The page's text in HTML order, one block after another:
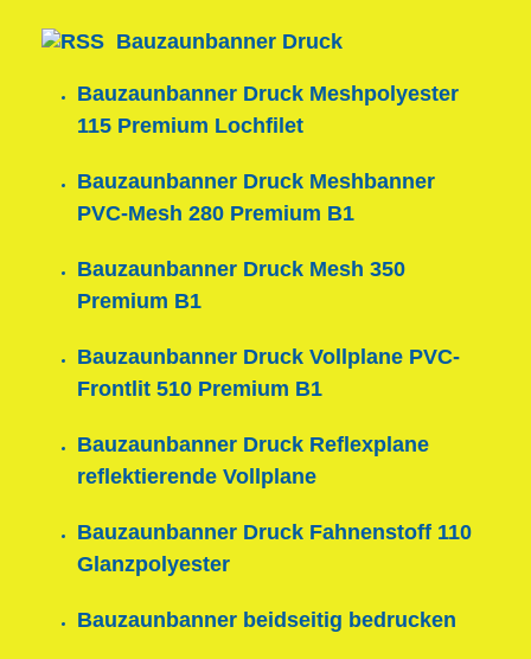
Bauzaunbanner Druck
Bauzaunbanner Druck Meshpolyester
115 Premium Lochfilet
Bauzaunbanner Druck Meshbanner
PVC-Mesh 280 Premium B1
Bauzaunbanner Druck Mesh 350
Premium B1
Bauzaunbanner Druck Vollplane PVC-
Frontlit 510 Premium B1
Bauzaunbanner Druck Reflexplane
reflektierende Vollplane
Bauzaunbanner Druck Fahnenstoff 110
Glanzpolyester
Bauzaunbanner beidseitig bedrucken